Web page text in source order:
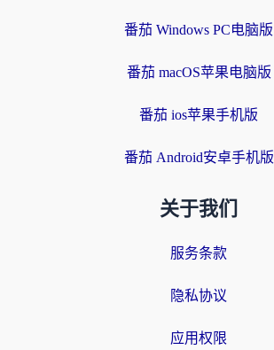
番茄 Windows PC电脑版
番茄 macOS苹果电脑版
番茄 ios苹果手机版
番茄 Android安卓手机版
关于我们
服务条款
隐私协议
应用权限